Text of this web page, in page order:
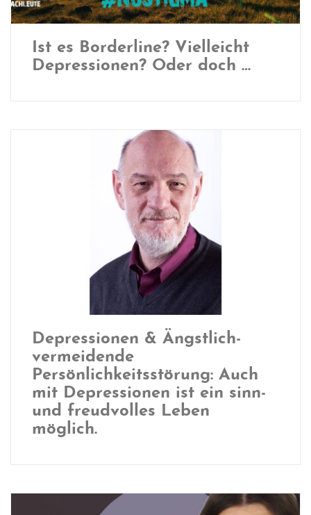
Ist es Borderline? Vielleicht
Depressionen? Oder doch …
Depressionen & Ängstlich-
vermeidende
Persönlichkeitsstörung: Auch
mit Depressionen ist ein sinn-
und freudvolles Leben
möglich.